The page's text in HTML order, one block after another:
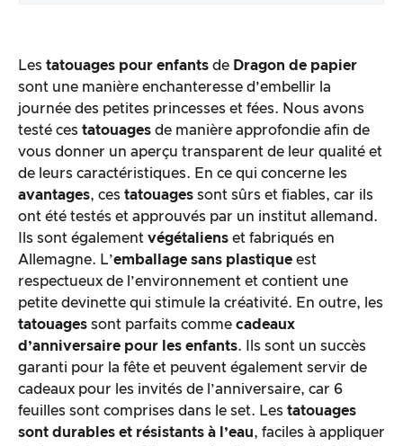
Traitement des produits & apparence
Le test pratique
Rapport qualité/prix
Résultat global
Les tatouages pour enfants de Dragon de papier
sont une manière enchanteresse d’embellir la
journée des petites princesses et fées. Nous avons
testé ces tatouages de manière approfondie afin de
vous donner un aperçu transparent de leur qualité et
de leurs caractéristiques. En ce qui concerne les
avantages, ces tatouages sont sûrs et fiables, car ils
ont été testés et approuvés par un institut allemand.
Ils sont également végétaliens et fabriqués en
Allemagne. L’emballage sans plastique est
respectueux de l’environnement et contient une
petite devinette qui stimule la créativité. En outre, les
tatouages sont parfaits comme cadeaux
d’anniversaire pour les enfants. Ils sont un succès
garanti pour la fête et peuvent également servir de
cadeaux pour les invités de l’anniversaire, car 6
feuilles sont comprises dans le set. Les tatouages
sont durables et résistants à l’eau, faciles à appliquer